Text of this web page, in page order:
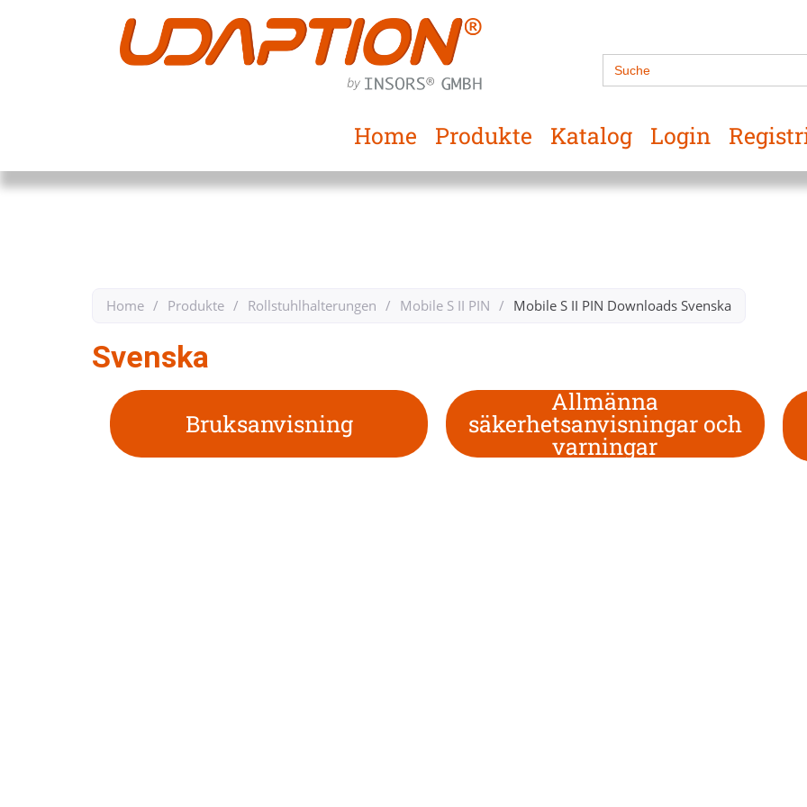
Search
for:
Home Produkte Katalog Login
Home / Produkte / Rollstuhlhalterungen / Mobile S II PIN / Mobile S II PIN Downloads Svenska​
Svenska
Bruksanvisning
Allmänna
säkerhetsanvisningar och
varningar